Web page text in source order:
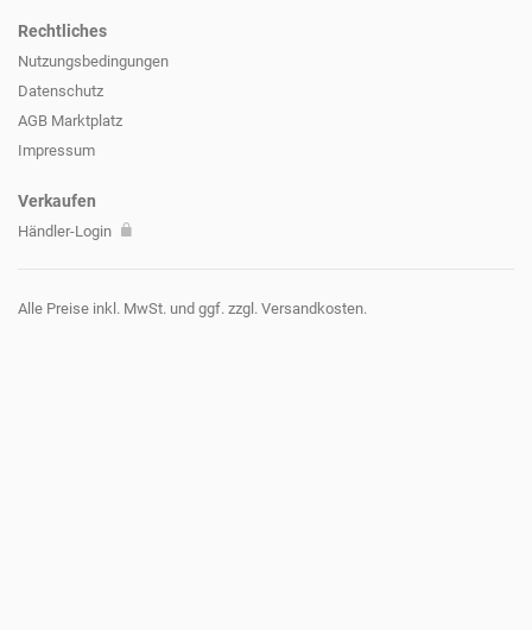
Rechtliches
Nutzungsbedingungen
Datenschutz
AGB Marktplatz
Impressum
Verkaufen
Händler-Login
Alle Preise inkl. MwSt. und ggf. zzgl. Versandkosten.